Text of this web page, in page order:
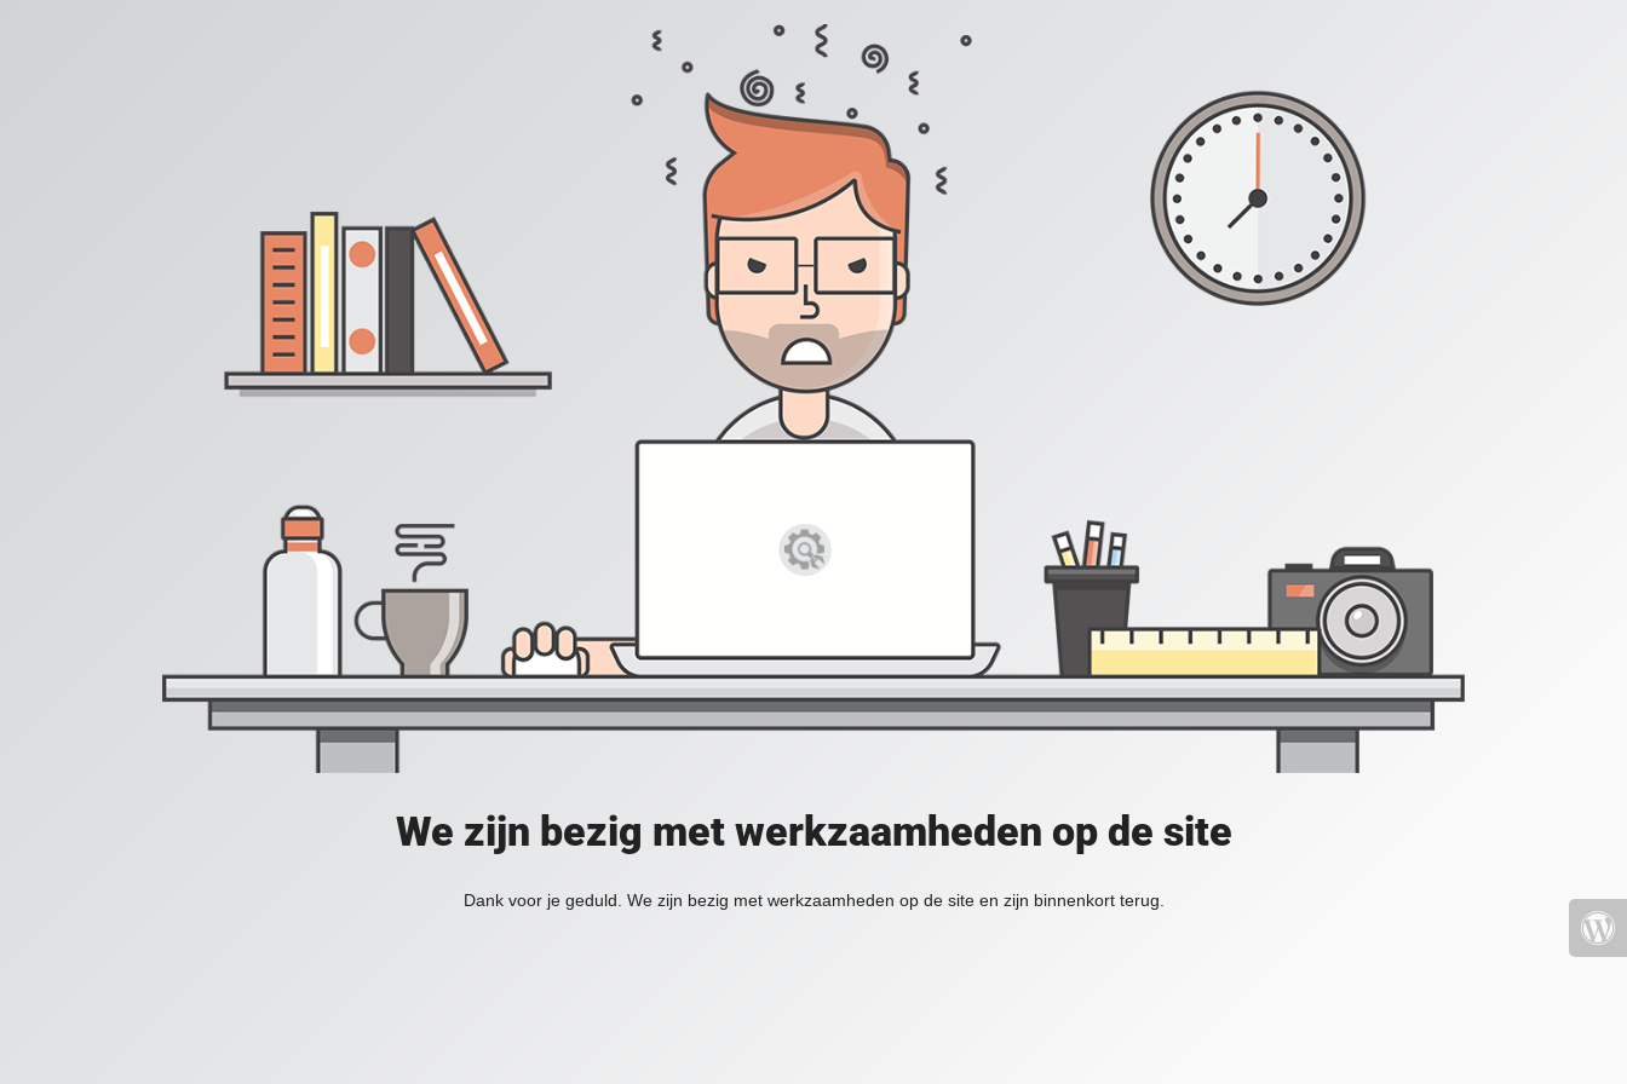
We zijn bezig met werkzaamheden op de site
Dank voor je geduld. We zijn bezig met werkzaamheden op de site en zijn binnenkort terug.